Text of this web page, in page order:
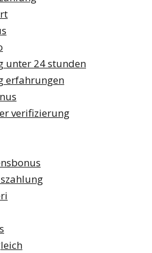
unter 24 stunden
erfahrungen
verifizierung